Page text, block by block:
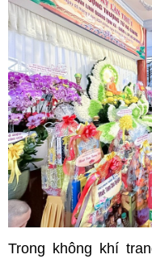
Trong không khí